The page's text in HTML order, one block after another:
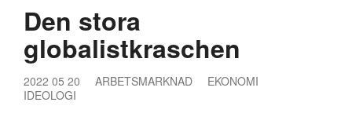
Den stora
globalistkraschen
2022 05 20 ARBETSMARKNAD
EKONOMI
IDEOLOGI